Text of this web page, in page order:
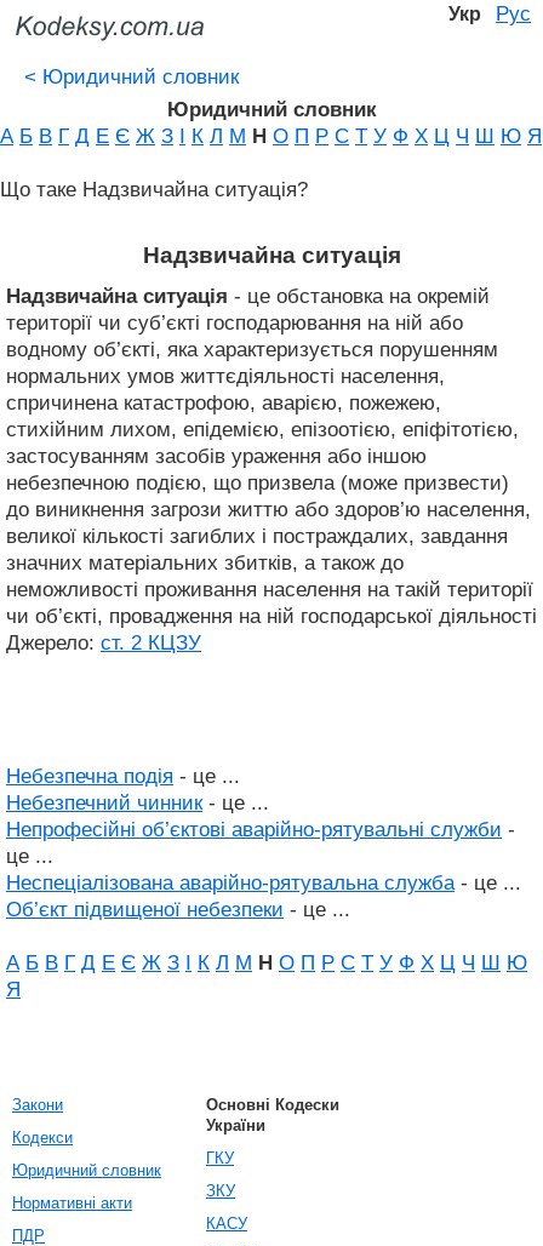
Укр Рус
< Юридичний словник
Юридичний словник
А Б В Г Д Е Є Ж З І К Л М Н О П Р С Т У Ф Х Ц Ч Ш Ю Я
Що таке Надзвичайна ситуація?
Надзвичайна ситуація
Надзвичайна ситуація - це обстановка на окремій
території чи суб’єкті господарювання на ній або
водному об’єкті, яка характеризується порушенням
нормальних умов життєдіяльності населення,
спричинена катастрофою, аварією, пожежею,
стихійним лихом, епідемією, епізоотією, епіфітотією,
застосуванням засобів ураження або іншою
небезпечною подією, що призвела (може призвести)
до виникнення загрози життю або здоров’ю населення,
великої кількості загиблих і постраждалих, завдання
значних матеріальних збитків, а також до
неможливості проживання населення на такій території
чи об’єкті, провадження на ній господарської діяльності
Джерело: ст. 2 КЦЗУ
Небезпечна подія - це ...
Небезпечний чинник- це ...
Непрофесійні об’єктові аварійно-рятувальні служби -
це ...
Неспеціалізована аварійно-рятувальна служба- це ...
Об’єкт підвищеної небезпеки - це ...
А Б В Г Д Е Є Ж З І К Л М Н О П Р С Т У Ф Х Ц Ч Ш Ю
Я
Закони
Кодекси
Юридичний словник
Нормативні акти
ПДР
Основні Кодески
України
ГКУ
ЗКУ
КАСУ